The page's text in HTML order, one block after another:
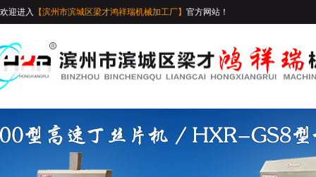
欢迎进入 【滨州市滨城区梁才鸿祥瑞机械加工厂】 官方网站！